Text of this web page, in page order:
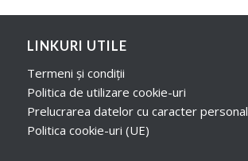
LINKURI UTILE
Termeni și condiții
Politica de utilizare cookie-uri
Prelucrarea datelor cu caracter personal
Politica cookie-uri (UE)